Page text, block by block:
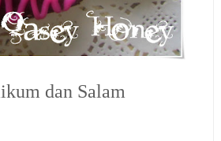
dan Salam